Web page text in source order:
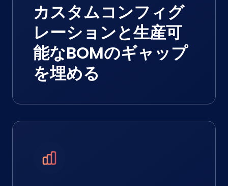
カスタムコンフィグ
レーションと生産可
能なBOMのギャップ
を埋める